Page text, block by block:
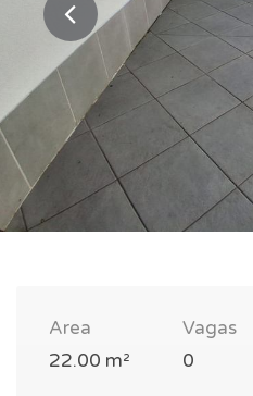
Area
22.00 m²
Vagas
0